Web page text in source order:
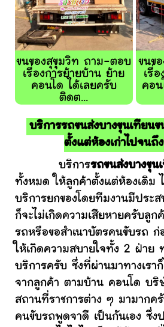
ขนของสุขุมวิท ถาม-ตอบ
เรื่องการย้ายบ้าน ย้าย
คอนโด ได้เลยครับ
ติดต...
ขนข
เรื่
คอ
บริการรถขนส่งบางขุนเทียน
ตั้งแต่ห้องเก่าไปจนถึ
บริการรถขนส่งบางขุน
ทั้งหมด ให้ลูกค้าตั้งแต่ห้องเดิม
บริการยกของโดยทีมงานมีประ
ก็จะไม่เกิดความเสียหายครับลูก
รถหรือขอสำเนาบัตรคนขับรถ ก่
ให้เกิดความสบายใจทั้ง 2 ฝ่าย
บริการครับ ซึ่งที่ผ่านมาทางเรา
จากลูกค้า ตามบ้าน คอนโด บริ
สถานที่ราชการต่าง ๆ มามากค
คนขับรถพูดจาดี เป็นกันเอง ซึ่ง